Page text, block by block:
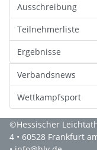
Ausschreibung
Teilnehmerliste
Ergebnisse
Verbandsnews
Wettkampfsport
©Hessischer
4 • 60528 Frankfurt